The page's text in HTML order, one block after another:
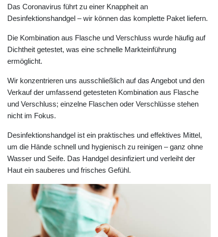
Das Coronavirus führt zu einer Knappheit an
Desinfektionshandgel – wir können das komplette Paket liefern.
Die Kombination aus Flasche und Verschluss wurde häufig auf
Dichtheit getestet, was eine schnelle Markteinführung
ermöglicht.
Wir konzentrieren uns ausschließlich auf das Angebot und den
Verkauf der umfassend getesteten Kombination aus Flasche
und Verschluss; einzelne Flaschen oder Verschlüsse stehen
nicht im Fokus.
Desinfektionshandgel ist ein praktisches und effektives Mittel,
um die Hände schnell und hygienisch zu reinigen – ganz ohne
Wasser und Seife. Das Handgel desinfiziert und verleiht der
Haut ein sauberes und frisches Gefühl.